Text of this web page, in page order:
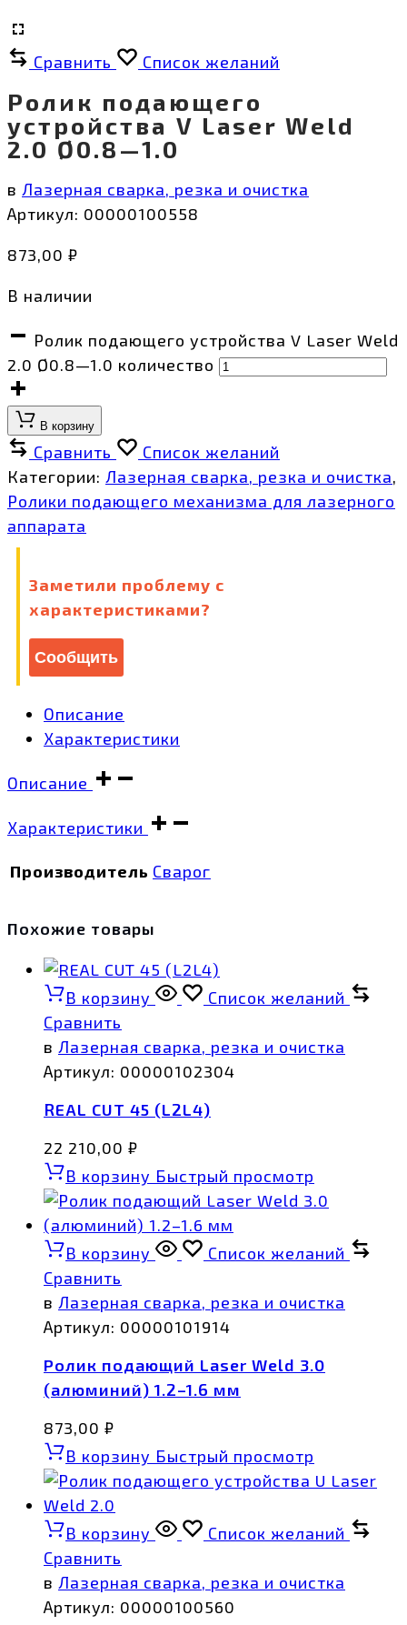
Сравнить Список желаний
Ролик подающего
устройства V Laser Weld
2.0 Ø0.8—1.0
в Лазерная сварка, резка и очистка
Артикул: 00000100558
873,00 ₽
В наличии
Ролик подающего устройства V Laser Weld
2.0 Ø0.8—1.0 количество
В корзину
Сравнить
Список желаний
Категории: Лазерная сварка, резка и очистка,
Ролики подающего механизма для лазерного
аппарата
Заметили проблему с
характеристиками?
Сообщить
Описание
Характеристики
Описание
Характеристики
Производитель Сварог
Похожие товары
В корзину
Список желаний
Сравнить
в Лазерная сварка, резка и очистка
Артикул: 00000102304
REAL CUT 45 (L2L4)
22 210,00 ₽
В корзину Быстрый просмотр
В корзину
Список желаний
Сравнить
в Лазерная сварка, резка и очистка
Артикул: 00000101914
Ролик подающий Laser Weld 3.0
(алюминий) 1.2–1.6 мм
873,00 ₽
В корзину Быстрый просмотр
В корзину
Список желаний
Сравнить
в Лазерная сварка, резка и очистка
Артикул: 00000100560